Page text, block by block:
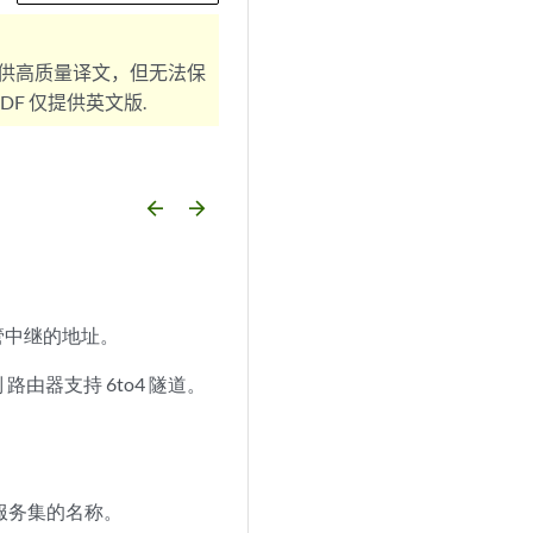
高质量译文，但无法保
仅提供英文版.
arrow_backward arrow_forward
继的地址。
由器支持 6to4 隧道。
集的名称。